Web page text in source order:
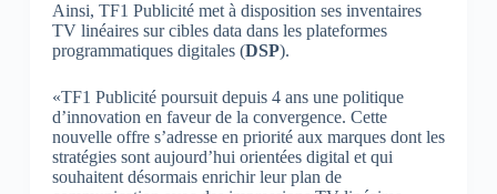
Ainsi, TF1 Publicité met à disposition ses inventaires
TV linéaires sur cibles data dans les plateformes
programmatiques digitales (DSP).
«TF1 Publicité poursuit depuis 4 ans une politique
d’innovation en faveur de la convergence. Cette
nouvelle offre s’adresse en priorité aux marques dont les
stratégies sont aujourd’hui orientées digital et qui
souhaitent désormais enrichir leur plan de